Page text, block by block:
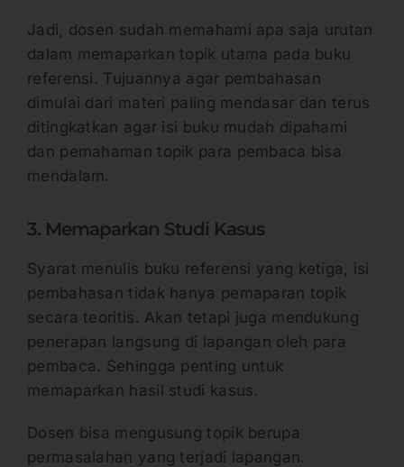
Jadi, dosen sudah memahami apa saja urutan
dalam memaparkan topik utama pada buku
referensi. Tujuannya agar pembahasan
dimulai dari materi paling mendasar dan terus
ditingkatkan agar isi buku mudah dipahami
dan pemahaman topik para pembaca bisa
mendalam.
3. Memaparkan Studi Kasus
Syarat menulis buku referensi yang ketiga, isi
pembahasan tidak hanya pemaparan topik
secara teoritis. Akan tetapi juga mendukung
penerapan langsung di lapangan oleh para
pembaca. Sehingga penting untuk
memaparkan hasil studi kasus.
Dosen bisa mengusung topik berupa
permasalahan yang terjadi lapangan.